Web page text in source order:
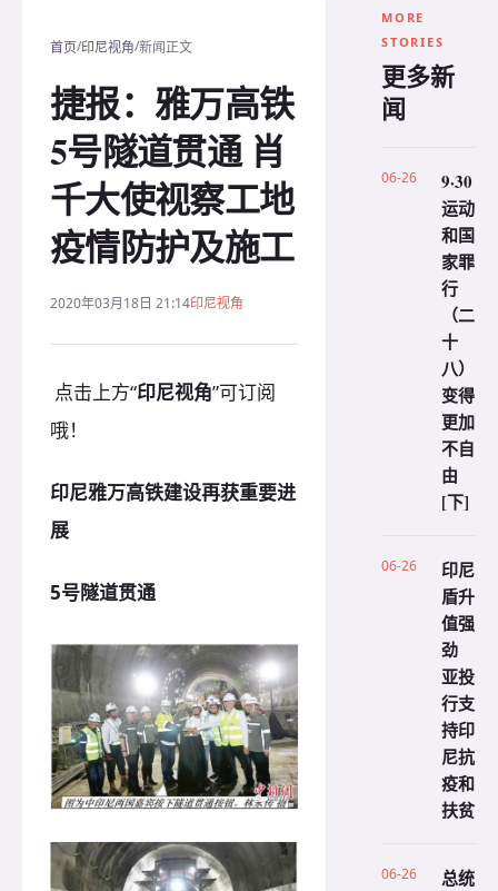
首页/印尼视角/新闻正文
捷报：雅万高铁
5号隧道贯通 肖
千大使视察工地
疫情防护及施工
2020年03月18日 21:14印尼视角
点击上方“印尼视角”可订阅
哦！
印尼雅万高铁建设再获重要进
展
5号隧道贯通
MORE
STORIES
更多新
闻
06-26
9·30
运动
和国
家罪
行
（二
十
八）
变得
更加
不自
由
[下]
06-26
印尼
盾升
值强
劲
亚投
行支
持印
尼抗
疫和
扶贫
06-26
总统